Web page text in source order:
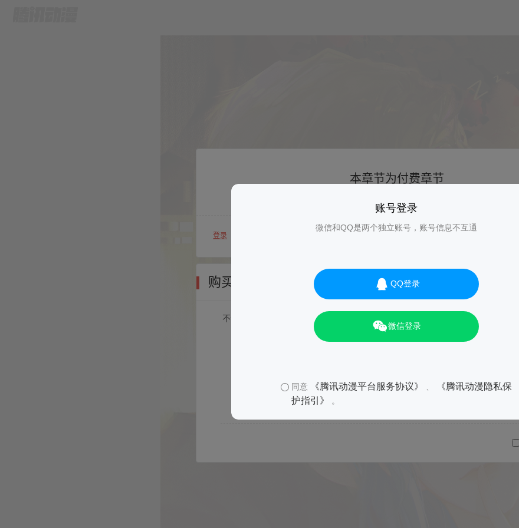
账号登录
微信和QQ是两个独立账号，账号信息不互通
QQ登录
微信登录
同意 《腾讯动漫平台服务协议》
《腾讯动漫隐私保
护指引》
。